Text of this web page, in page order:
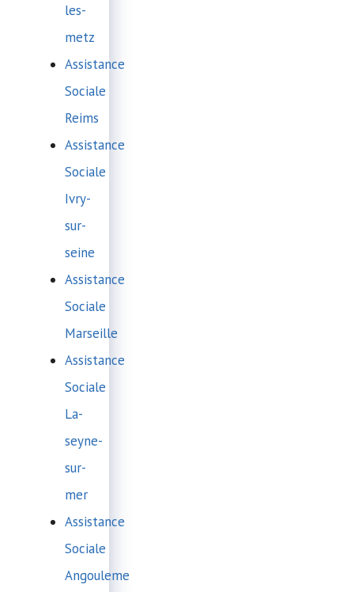
les-
metz
Assistance
Sociale
Reims
Assistance
Sociale
Ivry-
sur-
seine
Assistance
Sociale
Marseille
Assistance
Sociale
La-
seyne-
sur-
mer
Assistance
Sociale
Angouleme